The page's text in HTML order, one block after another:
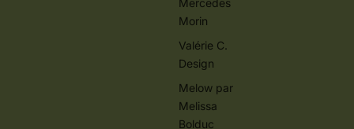
Mercedes
Morin
Valérie C.
Design
Melow par
Melissa
Bolduc